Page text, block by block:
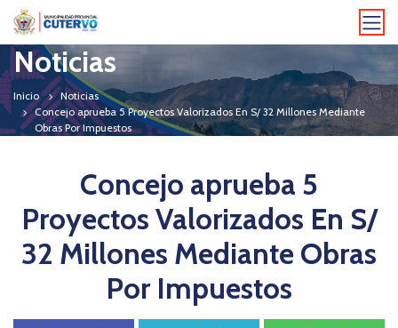
Noticias
Inicio
Noticias
Concejo aprueba 5 Proyectos Valorizados En S/ 32 Millones Mediante
Obras Por Impuestos
Concejo aprueba 5
Proyectos Valorizados En S/
32 Millones Mediante Obras
Por Impuestos